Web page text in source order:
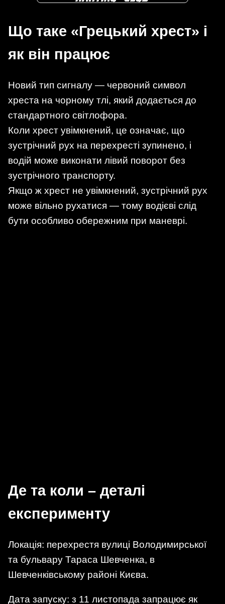
Що таке «Грецький хрест» і
як він працює
Новий тип сигналу — червоний символ
хреста на чорному тлі, який додається до
стандартного світлофора.
Коли хрест увімкнений, це означає, що
зустрічний рух на перехресті зупинено, і
водій може виконати лівий поворот без
зустрічного транспорту.
Якщо ж хрест не увімкнений, зустрічний рух
може вільно рухатися — тому водієві слід
бути особливо обережним при маневрі.
Де та коли – деталі
експерименту
Локація: перехрестя вулиці Володимирської
та бульвару Тараса Шевченка, в
Шевченківському районі Києва.
Дата запуску: з 11 листопада запрацює як